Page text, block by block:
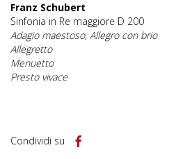
Franz Schubert
Sinfonia in Re maggiore D 200
Adagio maestoso, Allegro con brio
Allegretto
Menuetto
Presto vivace
Condividi su